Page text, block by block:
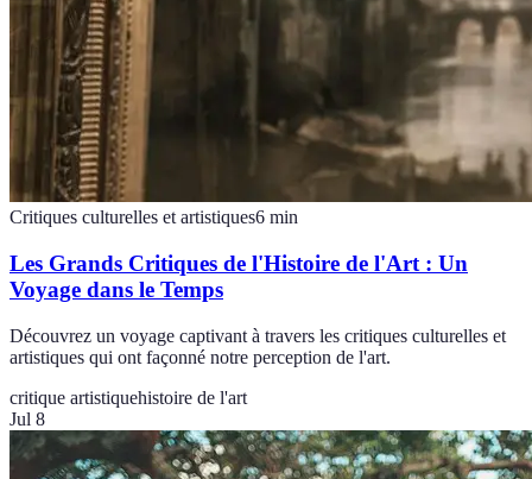
Critiques culturelles et artistiques6 min
Les Grands Critiques de l'Histoire de l'Art : Un
Voyage dans le Temps
Découvrez un voyage captivant à travers les critiques culturelles et
artistiques qui ont façonné notre perception de l'art.
critique artistiquehistoire de l'art
Jul 8